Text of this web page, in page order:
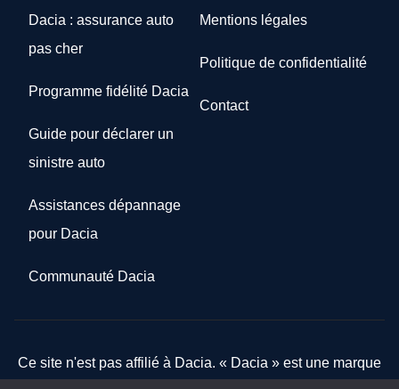
Dacia : assurance auto
pas cher
Programme fidélité Dacia
Guide pour déclarer un
sinistre auto
Assistances dépannage
pour Dacia
Communauté Dacia
Mentions légales
Politique de confidentialité
Contact
Ce site n'est pas affilié à Dacia. « Dacia » est une marque